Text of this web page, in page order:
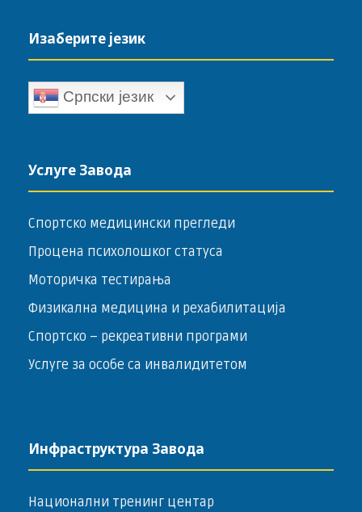
Изаберите језик
Српски језик
Услуге Завода
Спортско медицински прегледи
Процена психолошког статуса
Моторичка тестирања
Физикална медицина и рехабилитација
Спортско – ­рекреативни програми
Услуге за особе са инвалидитетом
Инфраструктура Завода
Национални тренинг центар